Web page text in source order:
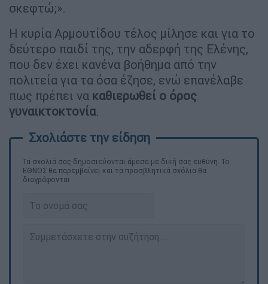
σκεφτώ;».
Η κυρία Αρμουτίδου τέλος μίλησε και για το
δεύτερο παιδί της, την αδερφή της Ελένης,
που δεν έχει κανένα βοήθημα από την
πολιτεία για τα όσα έζησε, ενώ επανέλαβε
πως πρέπει να καθιερωθεί ο όρος
γυναικτοκτονία.
Τα σχολιά σας δημοσιεύονται άμεσα με δική σας ευθύνη. Το
ΕΘΝΟΣ θα παρεμβαίνει και τα προσβλητικά σχόλια θα
διαγράφονται